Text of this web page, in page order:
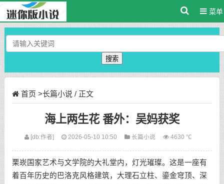
菜单
搜索
首页 >长篇小说 / 正文
海上两生花 番外：吴妈获奖
[db:作者] 2026-05-10 10:50 长篇小说 4630 ℃
栗崁国家艺术与文学院的大礼堂内，灯光璀璨。这是一座有
着百年历史的巴洛克风格建筑，大理石立柱、鎏金穹顶、深